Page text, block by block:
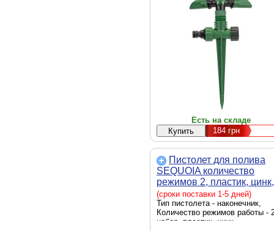
Есть на складе
184грн
Пистолет для полива
SEQUOIA количество
режимов 2, пластик, цинк,
вес 0.1 кг (SWSKIT1)
(сроки поставки 1-5 дней)
Тип пистолета - наконечник,
Количество режимов работы -
набор, пластик, цинк